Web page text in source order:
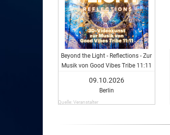
Beyond the Light - Reflections - Zur
Musik von Good Vibes Tribe 11:11
09.10.2026
Berlin
Quelle: Veranstalter